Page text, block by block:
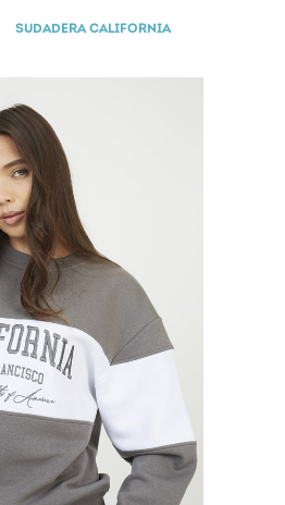
SUDADERA CALIFORNIA